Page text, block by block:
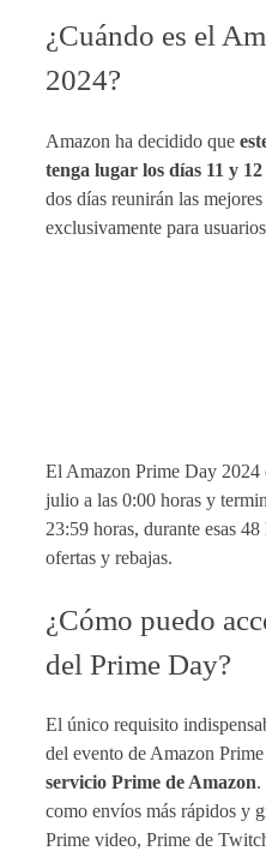
¿Cuándo es el
2024?
Amazon ha decidido que
tenga lugar los días 11 y
dos días reunirán las
exclusivamente para
El Amazon Prime Day 2024
julio a las 0:00 horas y
23:59 horas, durante esas
ofertas y rebajas.
¿Cómo puedo
del Prime Day?
El único requisito
del evento de Amazon
servicio Prime de Amazon.
como envíos más rápidos y
Prime video, Prime de